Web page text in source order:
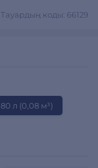
Тауардың коды: 66129
80 л (0,08 м³)